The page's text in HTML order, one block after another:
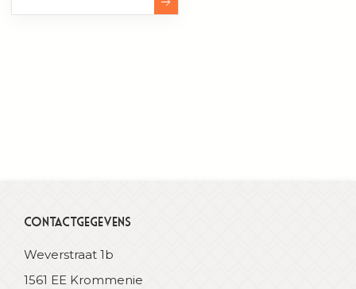
Contactgegevens
Weverstraat 1b
1561 EE Krommenie